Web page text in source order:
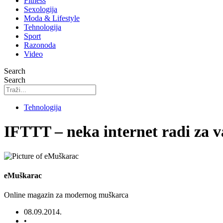
Sexologija
Moda & Lifestyle
Tehnologija
Sport
Razonoda
Video
Search
Search
Tehnologija
IFTTT – neka internet radi za
eMuškarac
Online magazin za modernog muškarca
08.09.2014.
•